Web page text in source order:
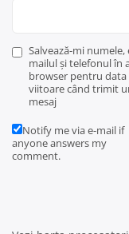
Salvează-mi numele,
mailul și telefonul în
browser pentru data
viitoare când trimit
mesaj
Notify me via e-mail if
anyone answers my
comment.